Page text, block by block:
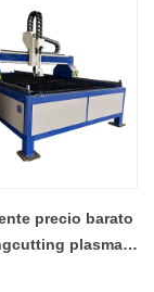
precio barato
plasma